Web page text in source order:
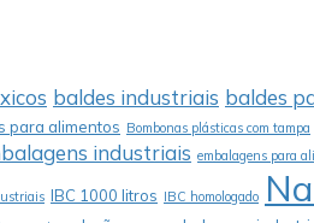
baldes industriais baldes
para alimentos Bombonas plásticas com tampa
industriais embalagens para
IBC 1000 litros IBC homologado